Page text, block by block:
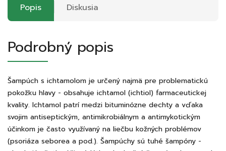
Popis Diskusia
Podrobný popis
Šampúch s ichtamolom je určený najmä pre problematickú
pokožku hlavy - obsahuje ichtamol (ichtiol) farmaceutickej
kvality. Ichtamol patrí medzi bituminózne dechty a vďaka
svojim antiseptickým, antimikrobiálnym a antimykotickým
účinkom je často využívaný na liečbu kožných problémov
(psoriáza seborea a pod.). Šampúchy sú tuhé šampóny -